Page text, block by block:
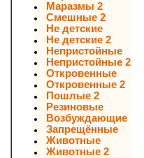
Маразмы 2
Смешные 2
Не детские
Не детские 2
Непристойные
Непристойные 2
Откровенные
Откровенные 2
Пошлые 2
Резиновые
Возбуждающие
Запрещённые
Животные
Животные 2